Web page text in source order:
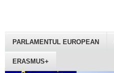
PARLAMENTUL EUROPEAN
ERASMUS+